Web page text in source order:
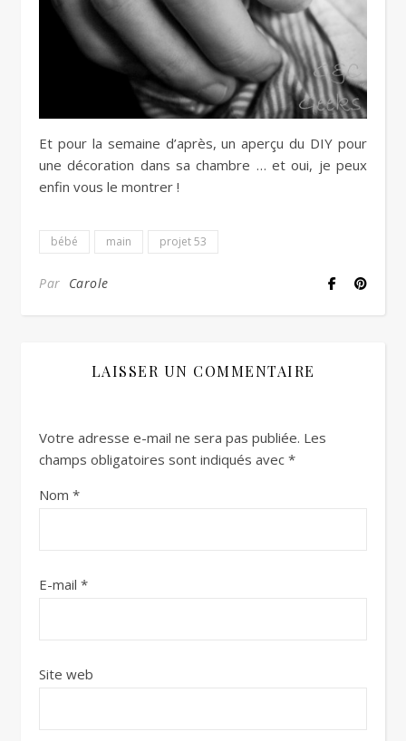
Et pour la semaine d’après, un aperçu du DIY pour
une décoration dans sa chambre … et oui, je peux
enfin vous le montrer !
bébé main projet 53
Par Carole
LAISSER UN COMMENTAIRE
Votre adresse e-mail ne sera pas publiée. Les
champs obligatoires sont indiqués avec *
Nom *
E-mail *
Site web